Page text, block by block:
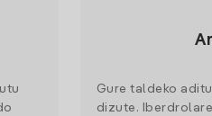
Gure taldeko
dizute.